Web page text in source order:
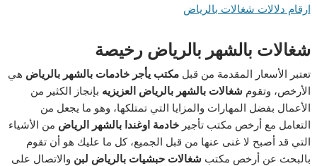
ارقام دلالات شغالات بالرياض
شغالات بالشهر بالرياض رخيصة
تعتبر الأسعار المقدمة من قبلمكتب يأجر خادمات بالشهر بالرياض هي
الأرخص، وتقوم شغالات بالشهر بالرياض العزيزيه بإنجاز الكثير من
الأعمال بفضل المهارات والمزايا التي تمتلكها، وهو ما يجعل من
التعامل مع أرخص مكتب تأجيرخادمة اوغندا بالشهر الرياض من الأشياء
التي قد أصبح لا غنى عنها من قبل الجميع، كل ما عليك هو أن تقوم
بالبحث عن أرخص مكتب شغالات حبشيات بالرياض لبن والاتصال على